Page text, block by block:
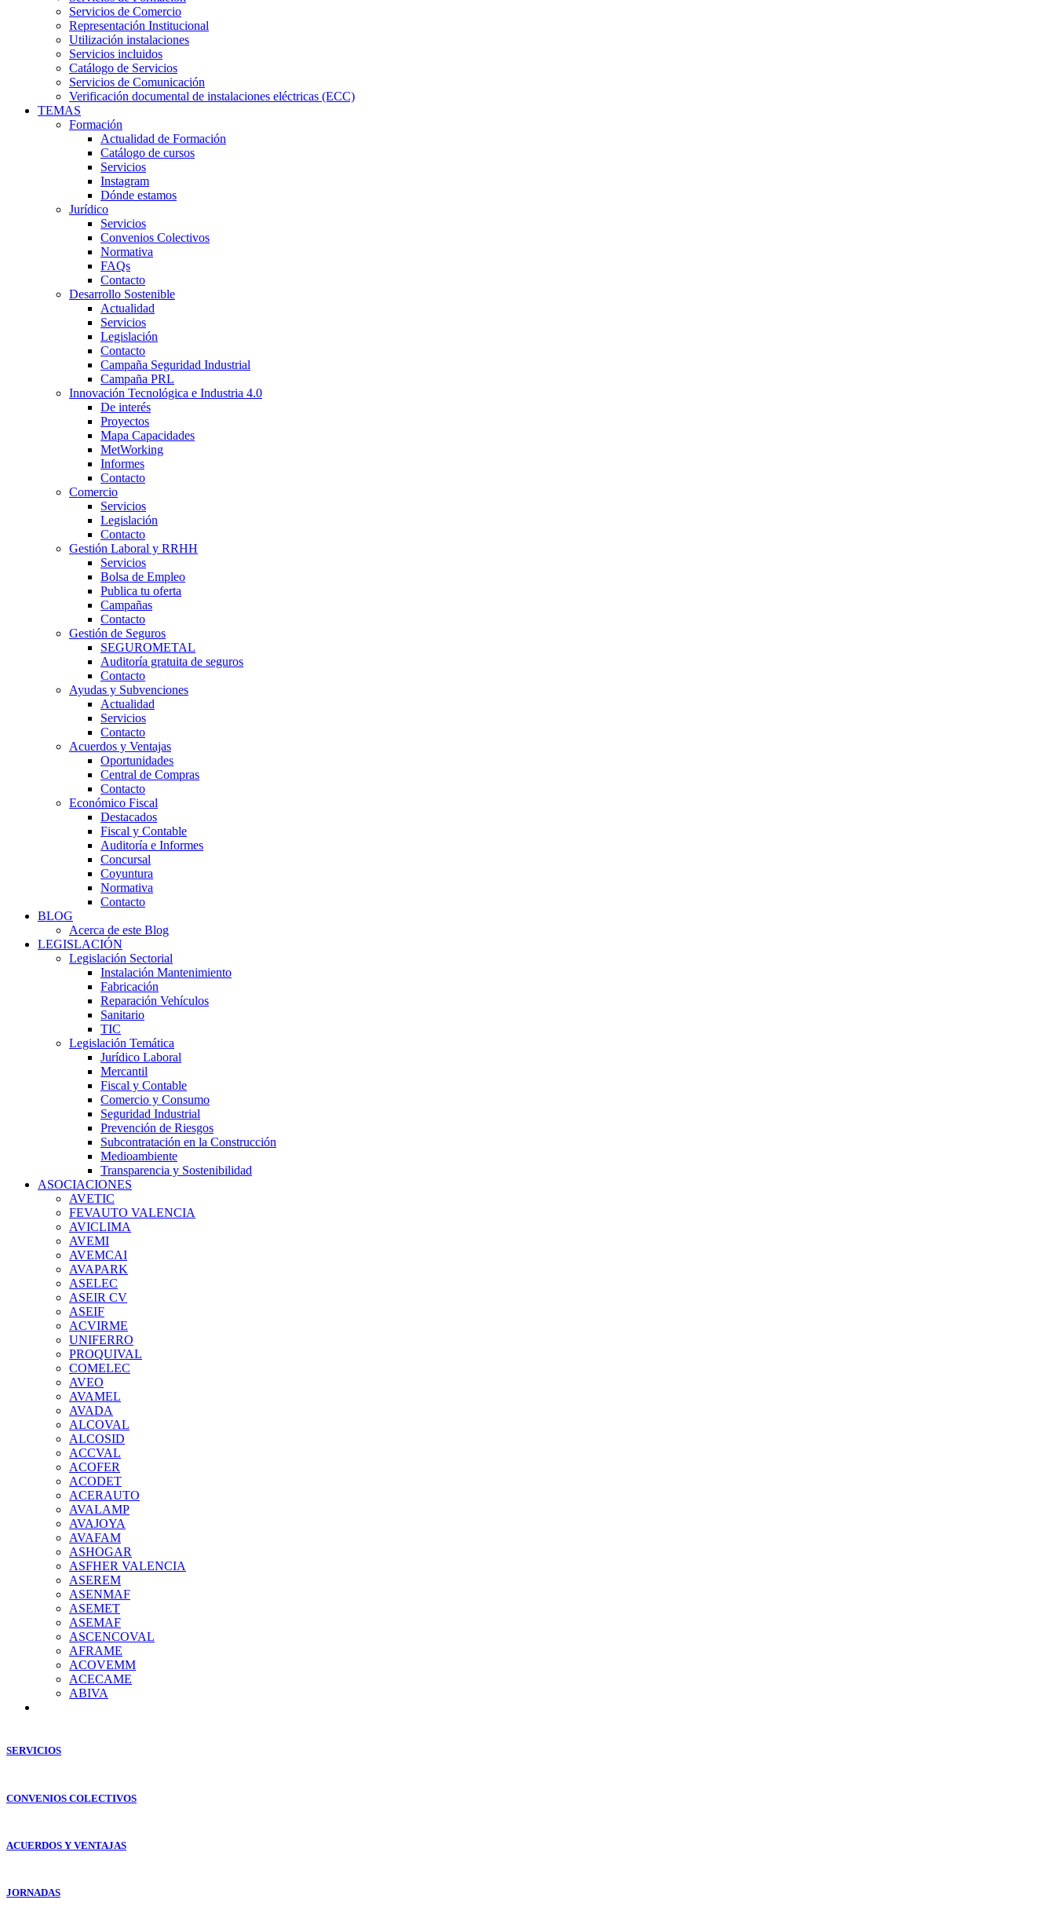
Servicios de Comercio
Representación Institucional
Utilización instalaciones
Servicios incluidos
Catálogo de Servicios
Servicios de Comunicación
Verificación documental de instalaciones eléctricas (ECC)
TEMAS
Formación
Actualidad de Formación
Catálogo de cursos
Servicios
Instagram
Dónde estamos
Jurídico
Servicios
Convenios Colectivos
Normativa
FAQs
Contacto
Desarrollo Sostenible
Actualidad
Servicios
Legislación
Contacto
Campaña Seguridad Industrial
Campaña PRL
Innovación Tecnológica e Industria 4.0
De interés
Proyectos
Mapa Capacidades
MetWorking
Informes
Contacto
Comercio
Servicios
Legislación
Contacto
Gestión Laboral y RRHH
Servicios
Bolsa de Empleo
Publica tu oferta
Campañas
Contacto
Gestión de Seguros
SEGUROMETAL
Auditoría gratuita de seguros
Contacto
Ayudas y Subvenciones
Actualidad
Servicios
Contacto
Acuerdos y Ventajas
Oportunidades
Central de Compras
Contacto
Económico Fiscal
Destacados
Fiscal y Contable
Auditoría e Informes
Concursal
Coyuntura
Normativa
Contacto
BLOG
Acerca de este Blog
LEGISLACIÓN
Legislación Sectorial
Instalación Mantenimiento
Fabricación
Reparación Vehículos
Sanitario
TIC
Legislación Temática
Jurídico Laboral
Mercantil
Fiscal y Contable
Comercio y Consumo
Seguridad Industrial
Prevención de Riesgos
Subcontratación en la Construcción
Medioambiente
Transparencia y Sostenibilidad
ASOCIACIONES
AVETIC
FEVAUTO VALENCIA
AVICLIMA
AVEMI
AVEMCAI
AVAPARK
ASELEC
ASEIR CV
ASEIF
ACVIRME
UNIFERRO
PROQUIVAL
COMELEC
AVEO
AVAMEL
AVADA
ALCOVAL
ALCOSID
ACCVAL
ACOFER
ACODET
ACERAUTO
AVALAMP
AVAJOYA
AVAFAM
ASHOGAR
ASFHER VALENCIA
ASEREM
ASENMAF
ASEMET
ASEMAF
ASCENCOVAL
AFRAME
ACOVEMM
ACECAME
ABIVA
SERVICIOS
CONVENIOS COLECTIVOS
ACUERDOS Y VENTAJAS
JORNADAS